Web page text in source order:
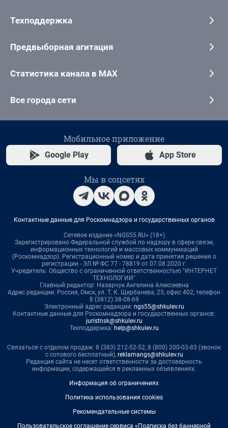
Техподдержка
Предвыборная агитация
Статистика канала в MAX
Все города сети
Мобильное приложение
Google Play App Store
Мы в соцсетях
Контактные данные для Роскомнадзора и государственных органов
Сетевое издание «NGS55.RU» (18+)
Зарегистрировано Федеральной службой по надзору в сфере связи,
информационных технологий и массовых коммуникаций
(Роскомнадзор). Регистрационный номер и дата принятия решения о
регистрации - ЭЛ № ФС 77 - 78819 от 07.08.2020 г.
Учредитель: Общество с ограниченной ответственностью "ИНТЕРНЕТ
ТЕХНОЛОГИИ"
Главный редактор: Назарчук Ангелина Алексеевна
Адрес редакции: Россия, Омск, ул. Т. К. Щербанева, 25, офис 402, телефон
8 (3812) 38-08-69
Электронный адрес редакции: ngs55@shkulev.ru
Контактные данные для Роскомнадзора и государственных органов:
juristnsk@shkulev.ru
Техподдержка: help@shkulev.ru
Связаться с отделом продаж: 8 (383) 212-52-52, 8 (800) 200-03-83 (звонок
с сотового бесплатный), reklamangs@shkulev.ru
Редакция сайта не несет ответственности за достоверность
информации, содержащейся в рекламных объявлениях.
Информация об ограничениях
Политика использования cookies
Рекомендательные системы
Пользовательское соглашение сервиса «Подписка без баннерной